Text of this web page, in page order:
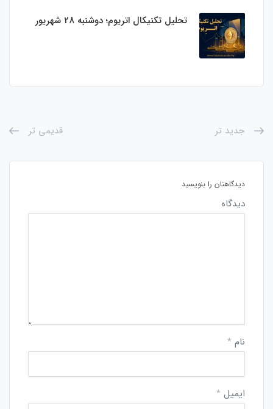
تحلیل تکنیکال اتریوم؛ دوشنبه 28 شهریور
جدید تر قدیمی تر
دیدگاهتان را بنویسید
دیدگاه
نام *
ایمیل *